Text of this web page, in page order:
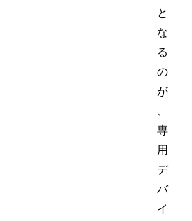
と
な
る
の
が
専
用
デ
バ
イ